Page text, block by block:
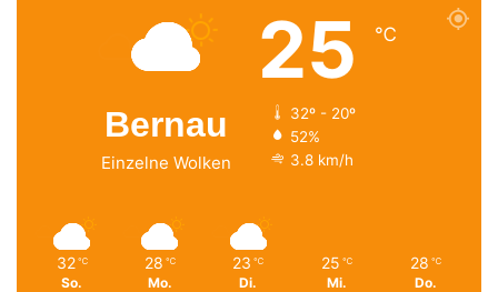
Bernau
Einzelne Wolken
25 ℃
32º - 20º
52%
3.8 km/h
32 ℃
So.
28 ℃
Mo.
23 ℃
Di.
25 ℃
Mi.
28 ℃
Do.